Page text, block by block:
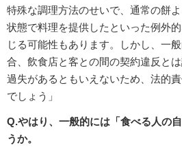
特殊な調理方法のせいで、通常の餅
状態で料理を提供したといった例外
じる可能性もあります。しかし、一
合、飲食店と客との間の契約違反と
過失があるともいえないため、法的
でしょう」
Q.やはり、一般的には「食べる人の
うか。